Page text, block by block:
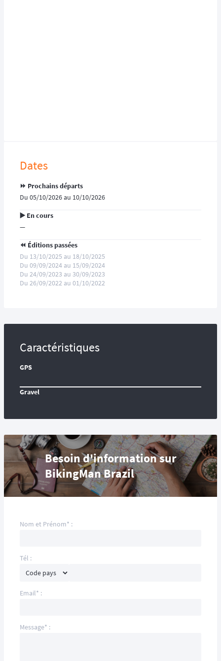
Dates
⏩️ Prochains départs
Du 05/10/2026 au 10/10/2026
▶️ En cours
—
⏪️ Éditions passées
Du 13/10/2025 au 18/10/2025
Du 09/09/2024 au 15/09/2024
Du 24/09/2023 au 30/09/2023
Du 26/09/2022 au 01/10/2022
Caractéristiques
GPS
Gravel
Besoin d'information sur
BikingMan Brazil
Nom et Prénom* :
Tél :
Email* :
Message* :